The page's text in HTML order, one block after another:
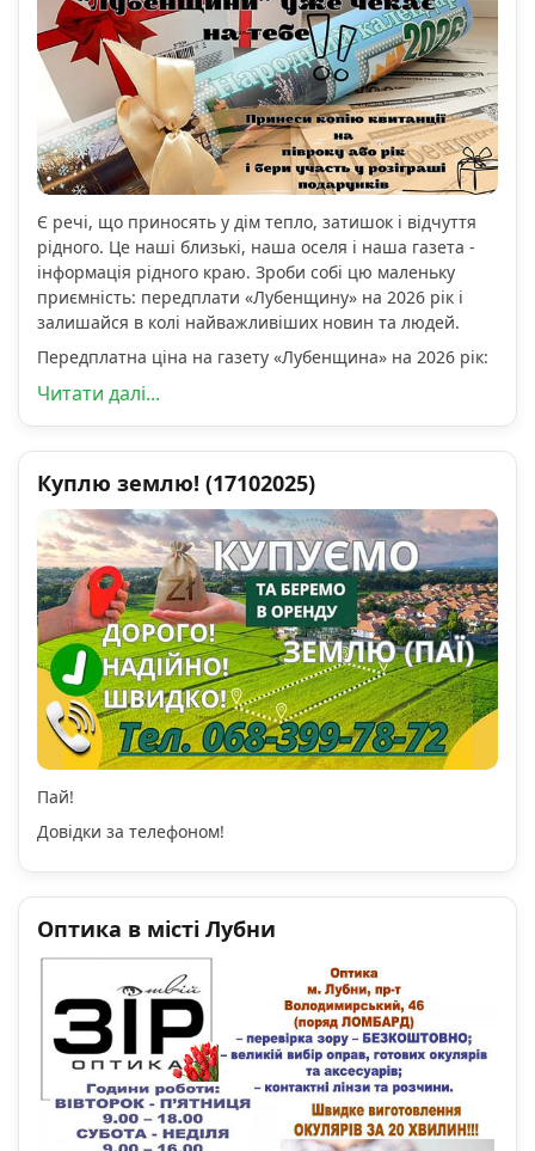
Є речі, що приносять у дім тепло, затишок і відчуття
рідного. Це наші близькі, наша оселя і наша газета -
інформація рідного краю. Зроби собі цю маленьку
приємність: передплати «Лубенщину» на 2026 рік і
залишайся в колі найважливіших новин та людей.
Передплатна ціна на газету «Лубенщина» на 2026 рік:
Читати далі...
Куплю землю! (17102025)
Пай!
Довідки за телефоном!
Оптика в місті Лубни